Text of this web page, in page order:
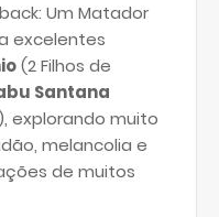
Um Matador
excelentes
(2 Filhos de
Santana
explorando muito
melancolia e
de muitos